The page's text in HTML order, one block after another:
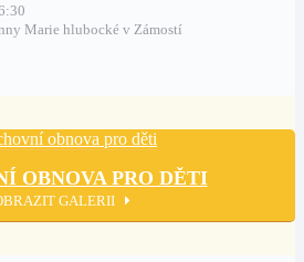
Marie hlubocké v Zámostí
OBNOVA PRO DĚTI
GALERII